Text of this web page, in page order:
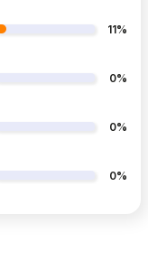
11%
0%
0%
0%